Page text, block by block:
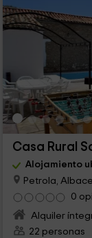
Casa Rural
Alojamiento
Petrola,
0
Alquiler
22 personas